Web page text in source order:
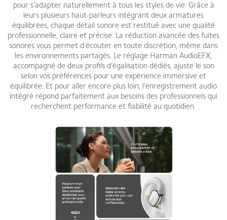
pour s’adapter naturellement à tous les styles de vie. Grâce à
leurs plusieurs haut-parleurs intégrant deux armatures
équilibrées, chaque détail sonore est restitué avec une qualité
professionnelle, claire et précise. La réduction avancée des fuites
sonores vous permet d’écouter en toute discrétion, même dans
les environnements partagés. Le réglage Harman AudioEFX,
accompagné de deux profils d’égalisation dédiés, ajuste le son
selon vos préférences pour une expérience immersive et
équilibrée. Et pour aller encore plus loin, l’enregistrement audio
intégré répond parfaitement aux besoins des professionnels qui
recherchent performance et fiabilité au quotidien.